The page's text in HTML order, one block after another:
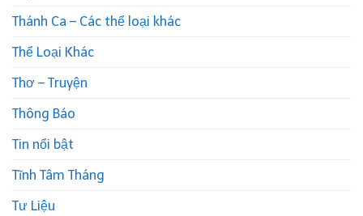
Thánh Ca – Các thể loại khác
Thể Loại Khác
Thơ – Truyện
Thông Báo
Tin nổi bật
Tĩnh Tâm Tháng
Tư Liệu